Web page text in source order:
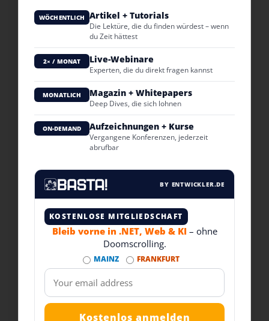
WÖCHENTLICH Artikel + Tutorials
Die Lektüre, die du finden würdest – wenn
du Zeit hättest
2× / MONAT Live-Webinare
Experten, die du direkt fragen kannst
MONATLICH Magazin + Whitepapers
Deep Dives, die sich lohnen
ON-DEMAND Aufzeichnungen + Kurse
Vergangene Konferenzen, jederzeit
abrufbar
BY ENTWICKLER.DE
KOSTENLOSE MITGLIEDSCHAFT
Bleib vorne in .NET, Web & KI – ohne
Doomscrolling.
MAINZ FRANKFURT